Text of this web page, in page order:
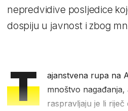
nepredvidive posljedice
dospiju u javnost i zbog
T
ajanstvena rupa na
mnoštvo
raspravljaju je li